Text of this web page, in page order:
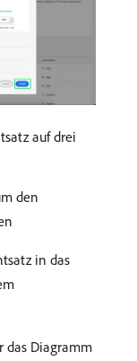
auf drei
den
in das
das Diagramm